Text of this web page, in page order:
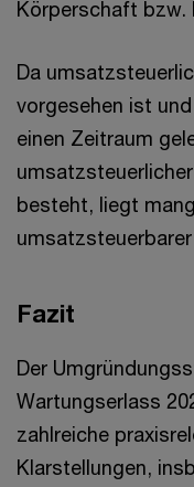
Körperschaft bzw.
Da
vorgesehen ist
einen Zeitraum
besteht, liegt
Fazit
Der
Wartungserlass
zahlreiche
Klarstellungen,